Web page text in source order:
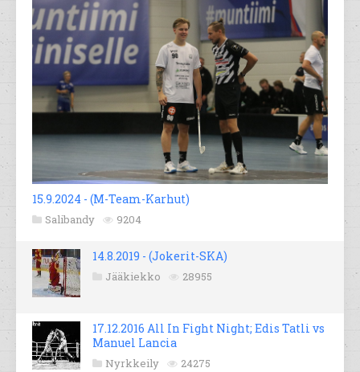
15.9.2024 - (M-Team-Karhut)
Salibandy 9204
14.8.2019 - (Jokerit-SKA)
Jääkiekko 28955
17.12.2016 All In Fight Night; Edis Tatli vs
Manuel Lancia
Nyrkkeily 24275